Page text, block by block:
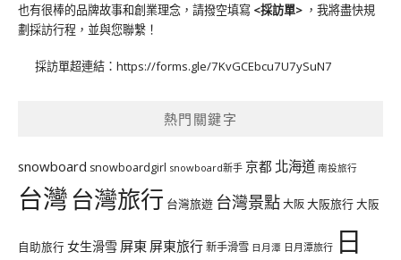
也有很棒的品牌故事和創業理念，請撥空填寫 <採訪單> ，我將盡快規
劃採訪行程，並與您聯繫！
採訪單超連結： https://forms.gle/7KvGCEbcu7U7ySuN7
熱門關鍵字
snowboard snowboardgirl snowboard新手 京都 北海道 南投旅行
台灣台灣旅行 台灣旅遊 台灣景點大阪大阪旅行大阪
自助旅行 女生滑雪 屏東 屏東旅行新手滑雪 日月潭 日月潭旅行 日